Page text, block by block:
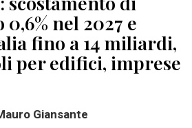
nel 2027 e
fino a 14 miliardi,
per edifici, imprese
Giansante